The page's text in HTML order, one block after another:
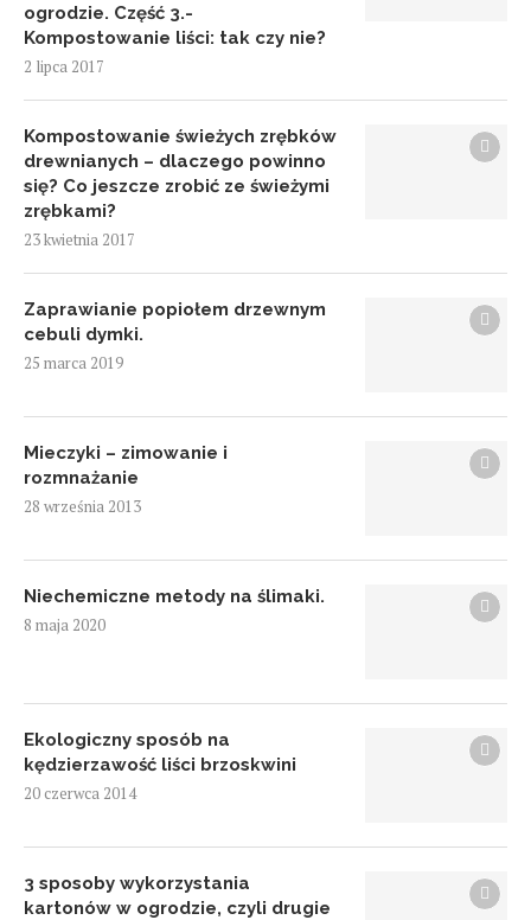
ogrodzie. Część 3.-
Kompostowanie liści: tak czy nie?
2 lipca 2017
Kompostowanie świeżych zrębków
drewnianych – dlaczego powinno
się? Co jeszcze zrobić ze świeżymi
zrębkami?
23 kwietnia 2017
Zaprawianie popiołem drzewnym
cebuli dymki.
25 marca 2019
Mieczyki – zimowanie i
rozmnażanie
28 września 2013
Niechemiczne metody na ślimaki.
8 maja 2020
Ekologiczny sposób na
kędzierzawość liści brzoskwini
20 czerwca 2014
3 sposoby wykorzystania
kartonów w ogrodzie, czyli drugie